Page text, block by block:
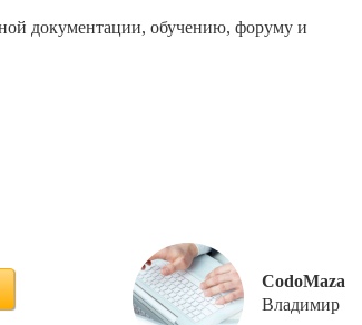
документации, обучению, форуму и
CodoMaza
Владимир